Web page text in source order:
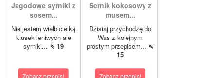
Jagodowe syrniki z
sosem...
Nie jestem wielbicielką
klusek leniwych ale
syrniki... ⇖ 19
Zobacz przepis!
Sernik kokosowy z
musem...
Dzisiaj przychodzę do
Was z kolejnym
prostym przepisem... ⇖
15
Zobacz przepis!